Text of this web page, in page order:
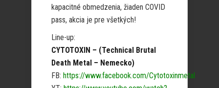
kapacitné obmedzenia, žiaden COVID
pass, akcia je pre všetkých!
Line-up:
CYTOTOXIN – (Technical Brutal
Death Metal – Nemecko)
FB: https://www.facebook.com/Cytotoxinmetal